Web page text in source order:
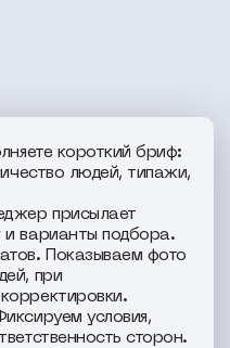
короткий бриф:
людей, типажи,
присылает
и варианты подбора.
Показываем фото
при
условия,
сторон.